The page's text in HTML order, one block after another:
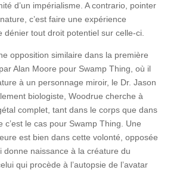
d’un impérialisme. A contrario, pointer
c’est faire une expérience
dénier tout droit potentiel sur celle-ci.
opposition similaire dans la première
Alan Moore pour Swamp Thing, où il
à un personnage miroir, le Dr. Jason
biologiste, Woodrue cherche à
complet, tant dans le corps que dans
c’est le cas pour Swamp Thing. Une
est bien dans cette volonté, opposée
donne naissance à la créature du
qui procède à l’autopsie de l’avatar